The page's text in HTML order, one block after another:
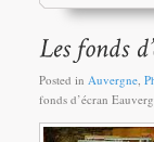
Posted in Auvergne,
fonds d’écran